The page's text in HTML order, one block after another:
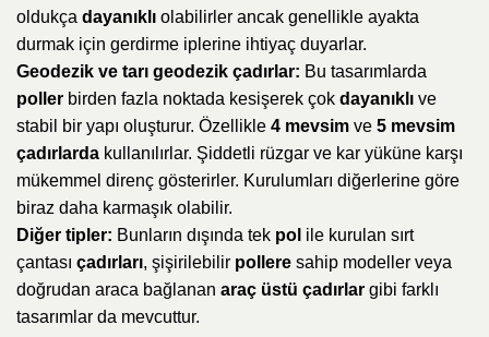
oldukça dayanıklı olabilirler ancak genellikle ayakta
durmak için gerdirme iplerine ihtiyaç duyarlar.
Geodezik ve tarı geodezik çadırlar: Bu tasarımlarda
poller birden fazla noktada kesişerek çok dayanıklı ve
stabil bir yapı oluşturur. Özellikle 4 mevsim ve 5 mevsim
çadırlarda kullanılırlar. Şiddetli rüzgar ve kar yüküne karşı
mükemmel direnç gösterirler. Kurulumları diğerlerine göre
biraz daha karmaşık olabilir.
Diğer tipler: Bunların dışında tek pol ile kurulan sırt
çantası çadırları, şişirilebilir pollere sahip modeller veya
doğrudan araca bağlanan araç üstü çadırlar gibi farklı
tasarımlar da mevcuttur.